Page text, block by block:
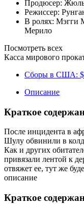
Продюсер:
Режиссер:
В ролях: Мэгги
Мерило
Посмотреть всех
Касса мирового
Сборы в США:
Описание
Краткое
После инцидента в
Шулу обвинили в
Как и других
привязали лентой к
отвяжет ее, тут же
описание
Краткое